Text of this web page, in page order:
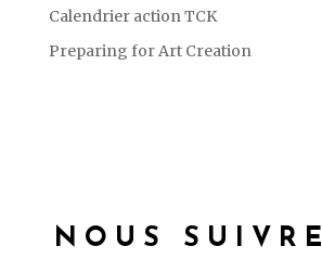
Calendrier action TCK
Preparing for Art Creation
NOUS SUIVRE